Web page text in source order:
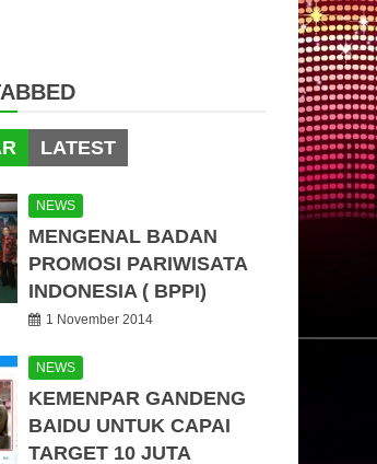
LATEST
NEWS
MENGENAL BADAN
PROMOSI PARIWISATA
INDONESIA ( BPPI)
1 November 2014
NEWS
KEMENPAR GANDENG
BAIDU UNTUK CAPAI
TARGET 10 JUTA